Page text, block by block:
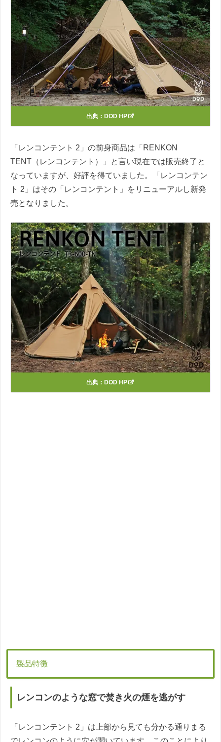
出典： DOD HP
「レンコンテント 2」の前身商品は「RENKON
TENT（レンコンテント）」と言い現在では販売終了と
なっていますが、好評を得ていました。「レンコンテン
ト 2」はその「レンコンテント」をリニューアルし新発
売となりました。
出典： DOD HP
製品特徴
レンコンのような窓で焚き火の煙を逃がす
「レンコンテント 2」は上部から見ても分かる通りまる